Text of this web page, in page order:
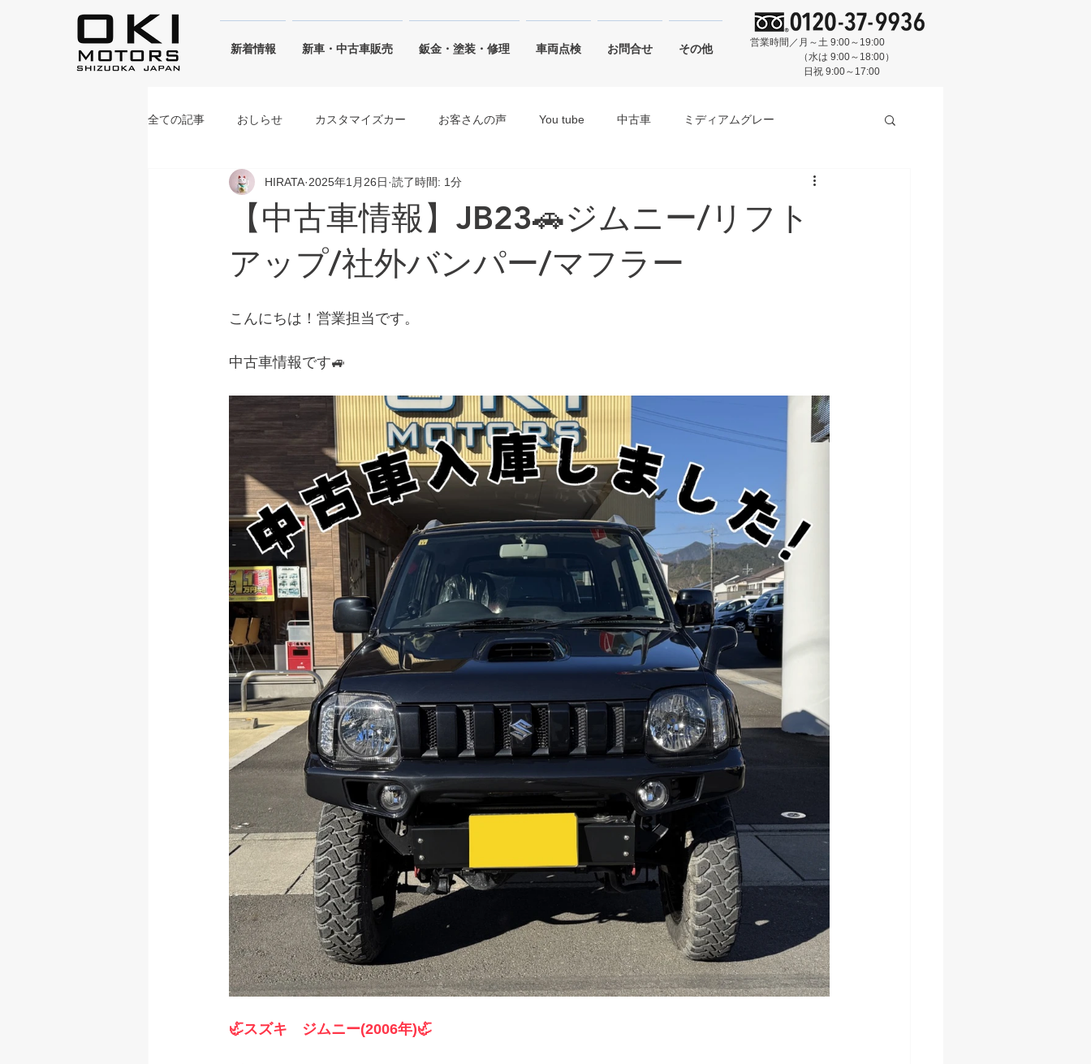
​新着情報 新車・中古車販売 鈑金・塗装・修理 車両点検 お問合せ その他
営業時間／月～土 9:00～19:00
（水は 9:00～18:00）
日祝 9:00～17:00
全ての記事 おしらせ カスタマイズカー お客さんの声 You tube 中古車 ミディアムグレー
シフォンアイボリーメタリック ジャングルグリーン
ブルーイッシュブラックパール キネティックイエロー シルキーシルバーメタリック
【中古車情報】JB23🚗ジムニー/リフト
アップ/社外バンパー/マフラー
HIRATA 2025年1月26日 読了時間: 1分
こんにちは！営業担当です。
中古車情報です🚙
🦏スズキ　ジムニー(2006年)🦏